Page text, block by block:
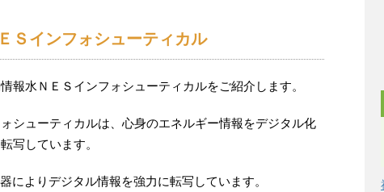
Ｓインフォシューティカル
報水ＮＥＳインフォシューティカルをご紹介します。
シューティカルは、心身のエネルギー情報をデジタル化
写しています。
によりデジタル情報を強力に転写しています。